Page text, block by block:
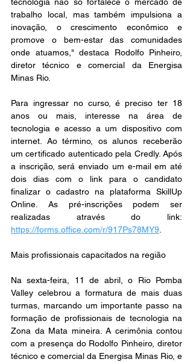
tecnologia não só fortalece o mercado de
trabalho local, mas também impulsiona a
inovação, o crescimento econômico e
promove o bem-estar das comunidades
onde atuamos," destaca Rodolfo Pinheiro,
diretor técnico e comercial da Energisa
Minas Rio.
Para ingressar no curso, é preciso ter 18
anos ou mais, interesse na área de
tecnologia e acesso a um dispositivo com
internet. Ao término, os alunos receberão
um certificado autenticado pela Credly. Após
a inscrição, será enviado um e-mail em até
dois dias com o link para o candidato
finalizar o cadastro na plataforma SkillUp
Online. As pré-inscrições podem ser
https://forms.office.com/r/917Ps78MY9.
Mais profissionais capacitados na região
Na sexta-feira, 11 de abril, o Rio Pomba
Valley celebrou a formatura de mais duas
turmas, marcando um importante passo na
formação de profissionais de tecnologia na
Zona da Mata mineira. A cerimônia contou
com a presença do Rodolfo Pinheiro, diretor
técnico e comercial da Energisa Minas Rio, e